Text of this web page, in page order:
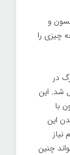
و
چیزی را
در
شد. این
با
این
چنین